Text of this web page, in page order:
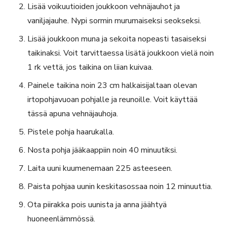
Lisää voikuutioiden joukkoon vehnäjauhot ja
vaniljajauhe. Nypi sormin murumaiseksi seokseksi.
Lisää joukkoon muna ja sekoita nopeasti tasaiseksi
taikinaksi. Voit tarvittaessa lisätä joukkoon vielä noin
1 rk vettä, jos taikina on liian kuivaa.
Painele taikina noin 23 cm halkaisijaltaan olevan
irtopohjavuoan pohjalle ja reunoille. Voit käyttää
tässä apuna vehnäjauhoja.
Pistele pohja haarukalla.
Nosta pohja jääkaappiin noin 40 minuutiksi.
Laita uuni kuumenemaan 225 asteeseen.
Paista pohjaa uunin keskitasossaa noin 12 minuuttia.
Ota piirakka pois uunista ja anna jäähtyä
huoneenlämmössä.